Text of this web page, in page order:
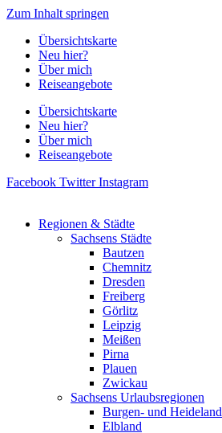
Zum Inhalt springen
Übersichtskarte
Neu hier?
Über mich
Reiseangebote
Übersichtskarte
Neu hier?
Über mich
Reiseangebote
Facebook Twitter Instagram
Regionen & Städte
Sachsens Städte
Bautzen
Chemnitz
Dresden
Freiberg
Görlitz
Leipzig
Meißen
Pirna
Plauen
Zwickau
Sachsens Urlaubsregionen
Burgen- und Heideland
Elbland